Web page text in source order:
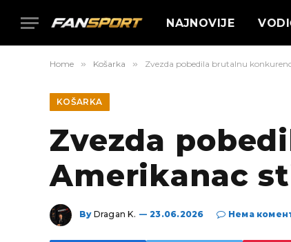
NAJNOVIJE
Home » Košarka » Zvezda pobedila brutalnu
KOŠARKA
Zvezda
Amerikanac
By Dragan K. 23.06.2026 Нема